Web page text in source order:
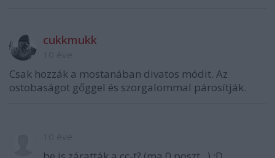
cukkmukk
Csak hozzák a mostanában divatos módit. Az
ostobaságot gőggel és szorgalommal párosítják.